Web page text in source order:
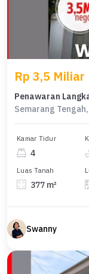
Rp 3,5 Miliar
Semarang
Kamar Tidur
4
Luas Tanah
377 m²
Swanny